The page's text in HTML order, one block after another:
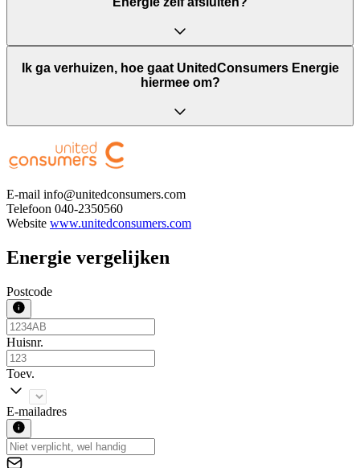
Ik ga verhuizen, hoe gaat UnitedConsumers Energie
hiermee om?
E-mail info@unitedconsumers.com
Telefoon 040-2350560
Website www.unitedconsumers.com
Energie vergelijken
Postcode
Huisnr.
Toev.
E-mailadres